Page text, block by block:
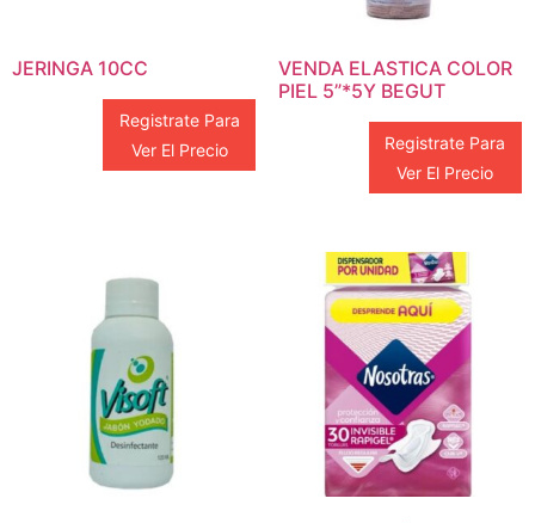
JERINGA 10CC
Registrate Para
Ver El Precio
VENDA ELASTICA COLOR
PIEL 5”*5Y BEGUT
Registrate Para
Ver El Precio